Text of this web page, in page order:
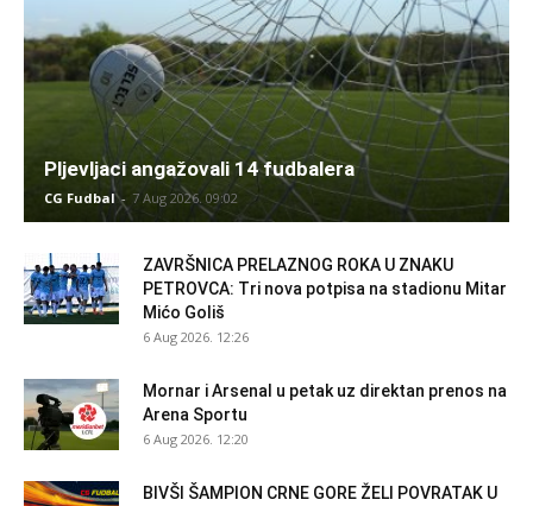
Pljevljaci angažovali 14 fudbalera
CG Fudbal - 7 Aug 2026. 09:02
ZAVRŠNICA PRELAZNOG ROKA U ZNAKU
PETROVCA: Tri nova potpisa na stadionu Mitar
Mićo Goliš
6 Aug 2026. 12:26
Mornar i Arsenal u petak uz direktan prenos na
Arena Sportu
6 Aug 2026. 12:20
BIVŠI ŠAMPION CRNE GORE ŽELI POVRATAK U